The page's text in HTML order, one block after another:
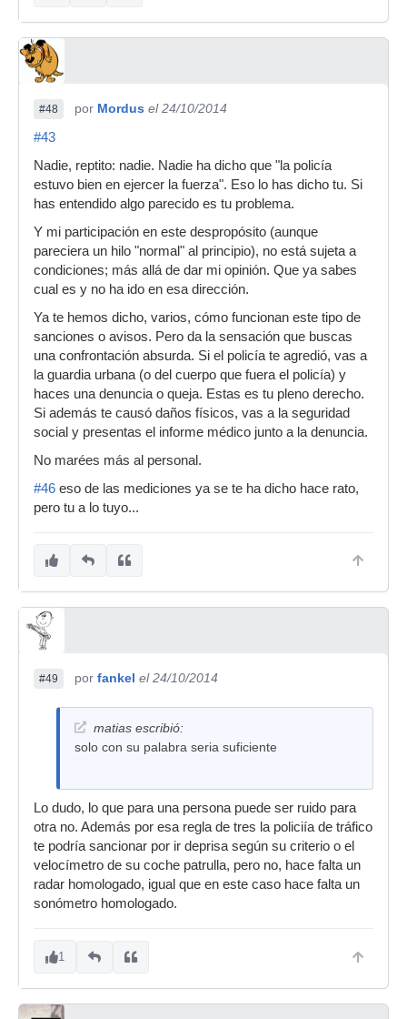
#48 por Mordus el 24/10/2014
#43
Nadie, reptito: nadie. Nadie ha dicho que "la policía
estuvo bien en ejercer la fuerza". Eso lo has dicho tu. Si
has entendido algo parecido es tu problema.
Y mi participación en este despropósito (aunque
pareciera un hilo "normal" al principio), no está sujeta a
condiciones; más allá de dar mi opinión. Que ya sabes
cual es y no ha ido en esa dirección.
Ya te hemos dicho, varios, cómo funcionan este tipo de
sanciones o avisos. Pero da la sensación que buscas
una confrontación absurda. Si el policía te agredió, vas a
la guardia urbana (o del cuerpo que fuera el policía) y
haces una denuncia o queja. Estas es tu pleno derecho.
Si además te causó daños físicos, vas a la seguridad
social y presentas el informe médico junto a la denuncia.
No marées más al personal.
#46 eso de las mediciones ya se te ha dicho hace rato,
pero tu a lo tuyo...
#49 por fankel el 24/10/2014
matias escribió:
solo con su palabra seria suficiente
Lo dudo, lo que para una persona puede ser ruido para
otra no. Además por esa regla de tres la policiía de tráfico
te podría sancionar por ir deprisa según su criterio o el
velocímetro de su coche patrulla, pero no, hace falta un
radar homologado, igual que en este caso hace falta un
sonómetro homologado.
1